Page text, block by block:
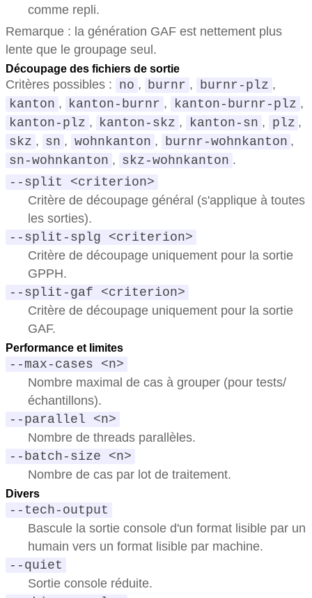
comme repli.
Remarque : la génération GAF est nettement plus
lente que le groupage seul.
Découpage des fichiers de sortie
Critères possibles : no , burnr , burnr-plz ,
kanton , kanton-burnr , kanton-burnr-plz ,
kanton-plz , kanton-skz , kanton-sn , plz ,
skz , sn , wohnkanton , burnr-wohnkanton ,
sn-wohnkanton , skz-wohnkanton .
--split <criterion>
Critère de découpage général (s'applique à toutes
les sorties).
--split-splg <criterion>
Critère de découpage uniquement pour la sortie
GPPH.
--split-gaf <criterion>
Critère de découpage uniquement pour la sortie
GAF.
Performance et limites
--max-cases <n>
Nombre maximal de cas à grouper (pour tests/
échantillons).
--parallel <n>
Nombre de threads parallèles.
--batch-size <n>
Nombre de cas par lot de traitement.
Divers
--tech-output
Bascule la sortie console d'un format lisible par un
humain vers un format lisible par machine.
--quiet
Sortie console réduite.